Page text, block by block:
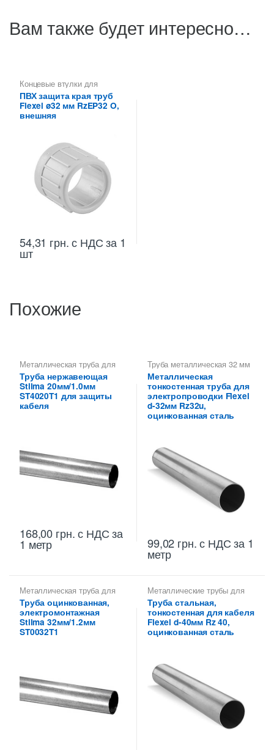
Вам также будет интересно…
Концевые втулки для
металлических труб Flexel
ПВХ защита края труб
Flexel ø32 мм RzEP32 O,
внешняя
54,31 грн.с НДС за 1
шт
Похожие
Металлическая труба для
кабеля Металлические
трубы для электропроводки
20 мм, Труба тонкостенная
для электропроводки
Труба нержавеющая
Stilma 20мм/1.0мм
ST4020T1 для защиты
кабеля
168,00 грн.с НДС за
1 метр
Труба металлическая 32 мм
для электропроводки
тонкостенная для
электропроводки
Металлическая
тонкостенная труба для
электропроводки Flexel
d-32мм Rz32u,
оцинкованная сталь
99,02 грн.с НДС за 1
метр
Металлическая труба для
кабеля
металлическая 32 мм для
электропроводки,Труба
тонкостенная для
электропроводки
Труба оцинкованная,
электромонтажная
Stilma 32мм/1.2мм
ST0032T1
Металлические трубы для
прокладки кабеля 40 мм
Труба тонкостенная для
электропроводки
Труба стальная,
тонкостенная для кабеля
Flexel d-40мм Rz 40,
оцинкованная сталь